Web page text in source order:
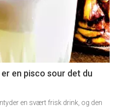
en pisco sour det du
en svært frisk drink, og den